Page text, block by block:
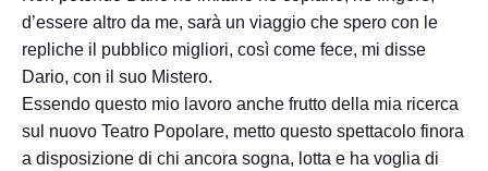
d’essere altro da me, sarà un viaggio che spero con le
repliche il pubblico migliori, così come fece, mi disse
Dario, con il suo Mistero.
Essendo questo mio lavoro anche frutto della mia ricerca
sul nuovo Teatro Popolare, metto questo spettacolo finora
a disposizione di chi ancora sogna, lotta e ha voglia di